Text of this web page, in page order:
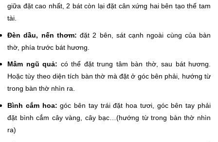
giữa đặt cao nhất, 2 bát còn lại đặt cân xứng hai bên tạo thế tam
tài.
Đèn dầu, nến thơm: đặt 2 bên, sát cạnh ngoài cùng của bàn
thờ, phía trước bát hương.
Mâm ngũ quả: có thể đặt trung tâm bàn thờ, sau bát hương.
Hoặc tùy theo diện tích bàn thờ mà đặt ở góc bên phải, hướng từ
trong bàn thờ nhìn ra.
Bình cắm hoa:góc bên tay trái đặt hoa tươi, góc bên tay phải
đặt bình cắm cây vàng, cây bạc…(hướng từ trong bàn thờ nhìn
ra)